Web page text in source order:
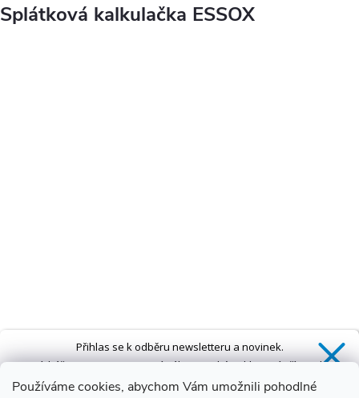
Používáme cookies, abychom Vám umožnili pohodlné
Splátková kalkulačka ESSOX
Přihlas se k odběru newsletteru a novinek.
ZískášSLEVU 5 %na první nákup a také exkluzivní přístup k
novinkám, slevám a dalším speciálním nabídkám.*